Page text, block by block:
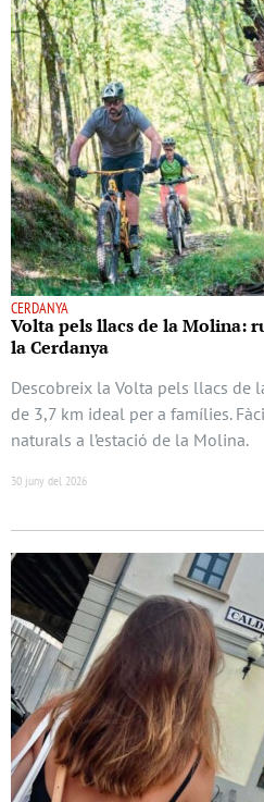
CERDANYA
Volta pels llacs de la Molina:
la Cerdanya
Descobreix la Volta pels llacs de
de 3,7 km ideal per a famílies.
naturals a l’estació de la Molina.
30 juny del 2026